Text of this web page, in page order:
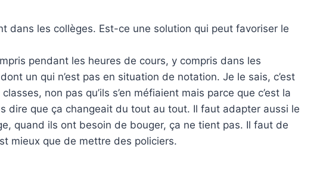
dans les collèges. Est-ce une solution qui peut favoriser le
pendant les heures de cours, y compris dans les
un qui n’est pas en situation de notation. Je le sais, c’est
non pas qu’ils s’en méfiaient mais parce que c’est la
dire que ça changeait du tout au tout. Il faut adapter aussi le
quand ils ont besoin de bouger, ça ne tient pas. Il faut de
mieux que de mettre des policiers.